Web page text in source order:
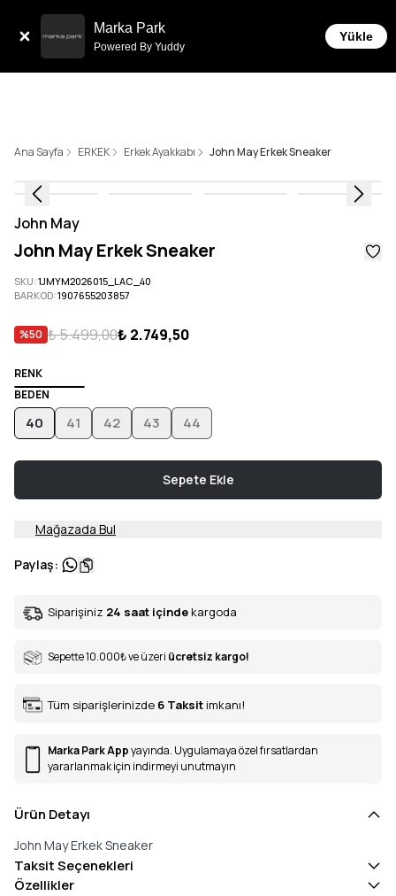
Marka Park
Powered By Yuddy
Yükle
Ana Sayfa ERKEK Erkek Ayakkabı John May Erkek Sneaker
John May
John May Erkek Sneaker
SKU:1JMYM2026015_LAC_40
BARKOD:1907655203857
%50 ₺ 5.499,00₺ 2.749,50
RENK
BEDEN
40 41 42 43 44
Sepete Ekle
Mağazada Bul
Paylaş:
Siparişiniz 24 saat içinde kargoda
Sepette 10.000₺ve üzeri ücretsiz kargo!
Tüm siparişlerinizde 6 Taksit imkanı!
Marka Park Appyayında. Uygulamaya özel fırsatlardan
yararlanmak için indirmeyi unutmayın
Ürün Detayı
John May Erkek Sneaker
Taksit Seçenekleri
Özellikler